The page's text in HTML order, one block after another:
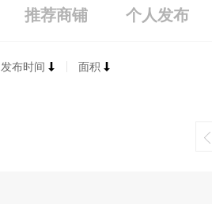
推荐商铺 个人发布
发布时间 面积